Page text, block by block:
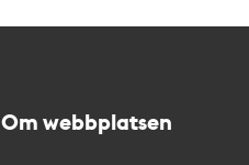
Om webbplatsen